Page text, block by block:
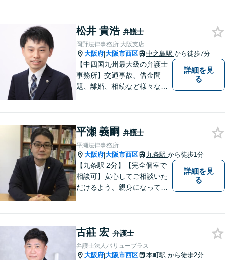
ってしまう方もいらっしゃる
かもしれませんが、まずはお
気軽にご相談ください。
松井 貴浩 弁護士
岡野法律事務所 大阪支店
大阪府|大阪市西区 中之島駅 から徒歩7分
【中四国九州最大級の弁護士
事務所】交通事故、借金問
題、離婚、相続など様々な問
い！
詳細を見
る
平瀬 義嗣 弁護士
平瀬法律事務所
大阪府|大阪市西区 九条駅 から徒歩1分
【九条駅 2分】【完全個室で
相談可】安心してご相談いた
だけるよう、親身になってお
法律問題は時間の経過ととも
に事態が悪化することが多い
です。 お気軽にご相談くださ
詳細を見
る
古莊 宏 弁護士
弁護士法人バリュープラス
大阪府|大阪市西区 本町駅 から徒歩2分